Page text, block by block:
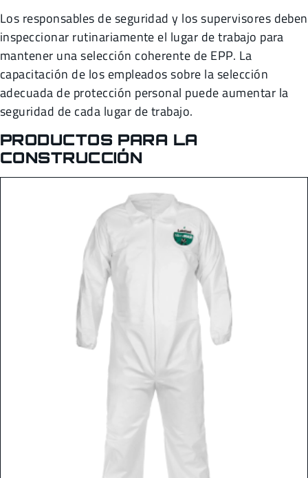
Los responsables de seguridad y los supervisores deben
inspeccionar rutinariamente el lugar de trabajo para
mantener una selección coherente de EPP. La
capacitación de los empleados sobre la selección
adecuada de protección personal puede aumentar la
seguridad de cada lugar de trabajo.
PRODUCTOS PARA LA
CONSTRUCCIÓN